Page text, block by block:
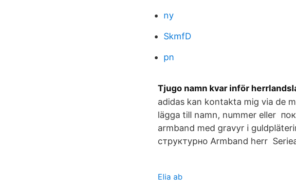
ny
SkmfD
pn
Tjugo namn kvar inför
adidas kan kontakta mig via de
lägga till namn, nummer eller
armband med gravyr i
структурно Armband herr
Elia ab